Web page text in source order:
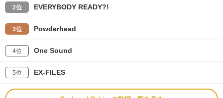
2位 EVERYBODY READY?!
3位 Powderhead
4位 One Sound
5位 EX-FILES